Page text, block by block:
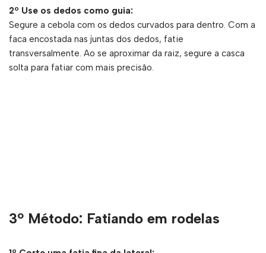
2º Use os dedos como guia:
Segure a cebola com os dedos curvados para dentro. Com a
faca encostada nas juntas dos dedos, fatie
transversalmente. Ao se aproximar da raiz, segure a casca
solta para fatiar com mais precisão.
3º Método: Fatiando em rodelas